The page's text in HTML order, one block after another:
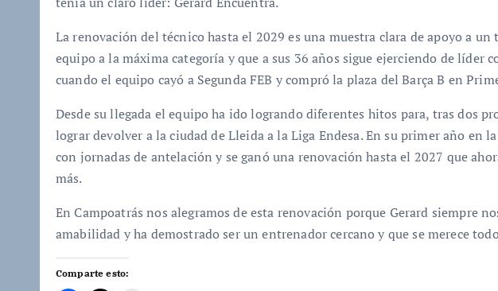
La renovación del técnico hasta el 2029 es una muestra clara de apoyo a un
equipo a la máxima categoría y que a sus 36 años sigue ejerciendo de líder
cuando el equipo cayó a Segunda FEB y compró la plaza del Barça B en
Desde su llegada el equipo ha ido logrando diferentes hitos para, tras dos
lograr devolver a la ciudad de Lleida a la Liga Endesa. En su primer año en
con jornadas de antelación y se ganó una renovación hasta el 2027 que
más.
En Campoatrás nos alegramos de esta renovación porque Gerard siempre
amabilidad y ha demostrado ser un entrenador cercano y que se merece
Comparte esto: